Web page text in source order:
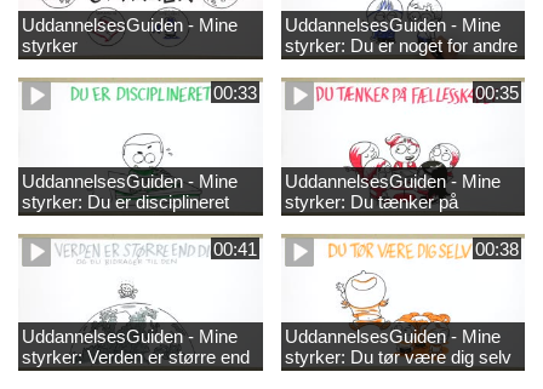
UddannelsesGuiden - Mine
styrker
UddannelsesGuiden - Mine
styrker: Du er noget for andre
00:33
UddannelsesGuiden - Mine
styrker: Du er disciplineret
00:35
UddannelsesGuiden - Mine
styrker: Du tænker på
fællesskabet
00:41
UddannelsesGuiden - Mine
styrker: Verden er større end
dig og du bidrager til den
00:38
UddannelsesGuiden - Mine
styrker: Du tør være dig selv